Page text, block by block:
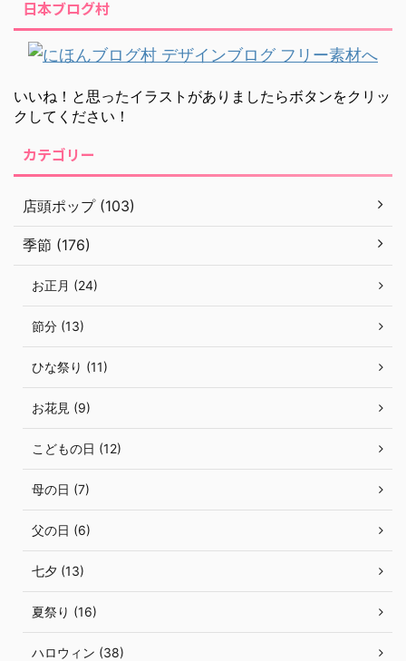
日本ブログ村
いいね！と思ったイラストがありましたらボタンをクリッ
クしてください！
カテゴリー
店頭ポップ (103)
季節 (176)
お正月 (24)
節分 (13)
ひな祭り (11)
お花見 (9)
こどもの日 (12)
母の日 (7)
父の日 (6)
七夕 (13)
夏祭り (16)
ハロウィン (38)